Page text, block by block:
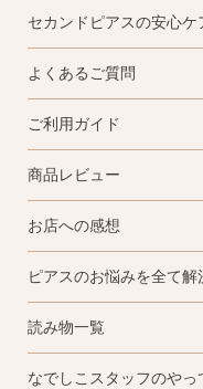
・クレジットカー
・銀行振込
・コンビニ後払
・代金引換
営業時間
セカンドピアスの安心ケ
よくあるご質問
ご利用ガイド
商品レビュー
お店への感想
ピアスのお悩みを全て解
読み物一覧
なでしこスタッフのやっ